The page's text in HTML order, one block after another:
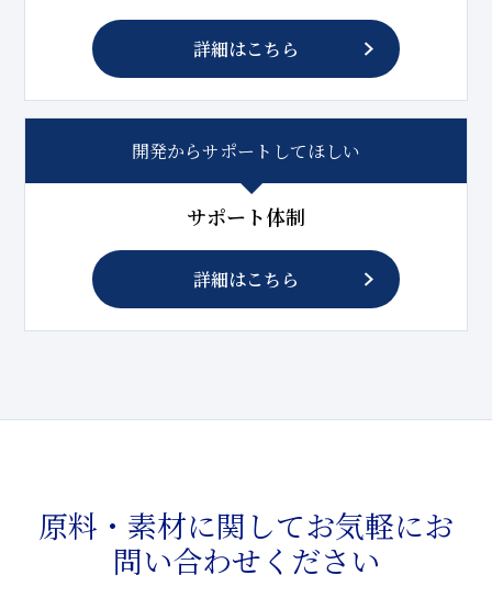
詳細はこちら
開発からサポートしてほしい
サポート体制
詳細はこちら
原料・素材に関してお気軽にお
問い合わせください